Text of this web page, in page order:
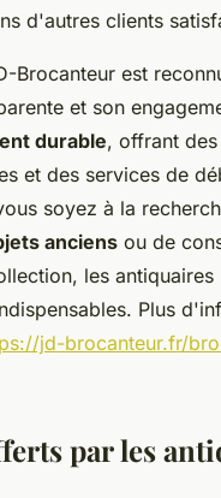
d'autres clients
Brocanteur est
et son
durable, offrant des
et des services de
soyez à la
anciens ou de
les antiquaires
Plus
jd-brocanteur.fr/
par les